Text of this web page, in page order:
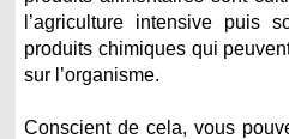
l’agriculture intensive puis
produits chimiques qui
sur l’organisme.
Conscient de cela, vous